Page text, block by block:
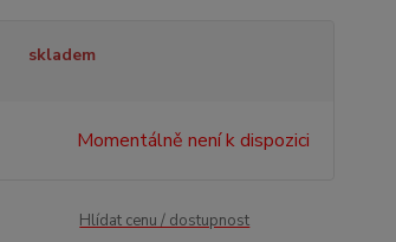
skladem
Momentálně není k dispozici
Hlídat cenu / dostupnost